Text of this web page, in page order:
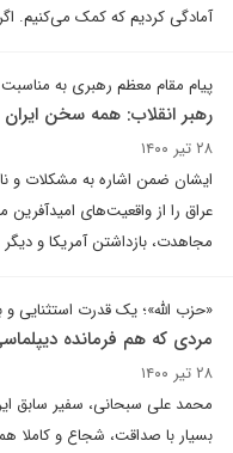
آمادگی کردیم که کمک می‌کنیم.
پیام مقام معظم رهبری به
رهبر انقلاب: همه سخن
۲۸ تیر ۱۴۰۰
ایشان ضمن اشاره به مشکلات و
عراق را از واقعیت‌های
مجاهدت، بازداشتن آمریکا و
«حزب الله»؛ یک قدرت استثنایی و
مردی که هم فرمانده
۲۸ تیر ۱۴۰۰
محمد علی سبحانی، سفیر سابق
بسیار با صداقت، شجاع و کاملا